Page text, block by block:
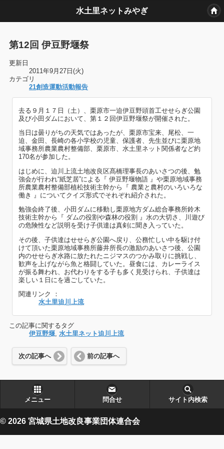
水土里ネットみやぎ
第12回 伊豆野堰祭
更新日
2011年9月27日(火)
カテゴリ
21創造運動活動報告
去る９月１７日（土）、栗原市一迫伊豆野頭首工せせらぎ公園
及び小田ダムにおいて、第１２回伊豆野堰祭が開催された。
当日は曇りがちの天気ではあったが、栗原市宝来、尾松、一
迫、金田、長崎の各小学校の児童、保護者、先生並びに栗原地
域事務所農業農村整備部、栗原市、水土里ネット関係者など約
170名が参加した。
はじめに、迫川上流土地改良区髙橋理事長のあいさつの後、勉
強会が行われ“紙芝居”による『 伊豆野堰物語 』や栗原地域事務
所農業農村整備部植松技術主幹から『 農業と農村のいろいろな
働き 』についてクイズ形式でそれぞれ紹介された。
勉強会終了後、小田ダムに移動し栗原地方ダム総合事務所鈴木
技術主幹から『 ダムの役割や森林の役割 』水の大切さ、川遊び
の危険性など説明を受け子供達は真剣に聞き入っていた。
その後、子供達はせせらぎ公園へ戻り、公務忙しい中を駆け付
けて頂いた栗原地域事務所藤井所長の激励のあいさつ後、公園
内のせせらぎ水路に放たれたニジマスのつかみ取りに挑戦し、
歓声を上げながら魚と格闘していた。昼食には、カレーライス
が振る舞われ、お代わりをする子も多く見受けられ、子供達は
楽しい１日にを過ごしていた。
関連リンク ：
水土里迫川上流
この記事に関するタグ
伊豆野堰,水土里ネット迫川上流
次の記事へ 前の記事へ
メニュー 問合せ サイト内検索
© 2026 宮城県土地改良事業団体連合会